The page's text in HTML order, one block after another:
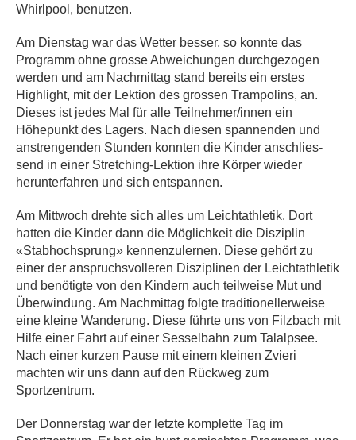
Whirlpool, benutzen.
Am Dienstag war das Wetter besser, so konnte das
Programm ohne grosse Abweichungen durchgezogen
werden und am Nachmittag stand bereits ein erstes
Highlight, mit der Lektion des grossen Trampolins, an.
Dieses ist jedes Mal für alle Teilnehmer/innen ein
Höhepunkt des Lagers. Nach diesen spannenden und
anstrengenden Stunden konnten die Kinder anschlies-
send in einer Stretching-Lektion ihre Körper wieder
herunterfahren und sich entspannen.
Am Mittwoch drehte sich alles um Leichtathletik. Dort
hatten die Kinder dann die Möglichkeit die Disziplin
«Stabhochsprung» kennenzulernen. Diese gehört zu
einer der anspruchsvolleren Disziplinen der Leichtathletik
und benötigte von den Kindern auch teilweise Mut und
Überwindung. Am Nachmittag folgte traditionellerweise
eine kleine Wanderung. Diese führte uns von Filzbach mit
Hilfe einer Fahrt auf einer Sesselbahn zum Talalpsee.
Nach einer kurzen Pause mit einem kleinen Zvieri
machten wir uns dann auf den Rückweg zum
Sportzentrum.
Der Donnerstag war der letzte komplette Tag im